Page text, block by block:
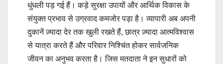
धुंधली पड़ गई हैं। कड़े सुरक्षा उपायों और आर्थिक विकास के
संयुक्त प्रभाव से उग्रवाद कमजोर पड़ा है। व्यापारी अब अपनी
दुकानें ज़्यादा देर तक खुली रखते हैं, छात्र ज़्यादा आत्मविश्वास
से यात्रा करते हैं और परिवार निश्चिंत होकर सार्वजनिक
जीवन का अनुभव करता है। जिस मतदाता ने इन सुधारों को